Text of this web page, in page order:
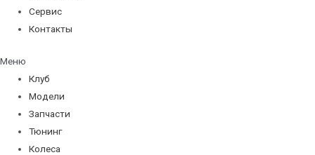
Сервис
Контакты
Меню
Клуб
Модели
Запчасти
Тюнинг
Колеса